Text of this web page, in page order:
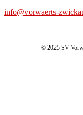
info@vorwaerts-
© 2025 SV